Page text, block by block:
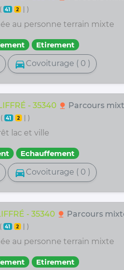
41 2 | )
au personne terrain mixte
Etirement
directions_car Covoiturage ( 0 )
- 35340 nature Parcours
41 2 | )
lac et ville
Echauffement
directions_car Covoiturage ( 0 )
- 35340 nature Parcours
41 2 | )
au personne terrain mixte
Etirement